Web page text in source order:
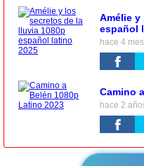
Amélie y
español
hace 4
Camino
hace 2